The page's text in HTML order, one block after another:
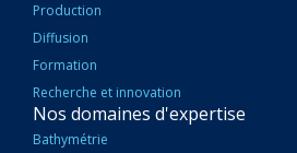
Production
Diffusion
Formation
Recherche et innovation
Nos domaines d'expertise
Bathymétrie